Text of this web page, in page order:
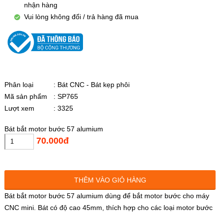
nhận hàng
Vui lòng không đổi / trả hàng đã mua
Phân loại
: Bát CNC - Bát kẹp phôi
Mã sản phẩm
: SP765
Lượt xem
: 3325
Bát bắt motor bước 57 alumium
70.000đ
THÊM VÀO GIỎ HÀNG
Bát bắt motor bước 57 alumium dùng để bắt motor bước cho máy
CNC mini. Bát có độ cao 45mm, thích hợp cho các loại motor bước